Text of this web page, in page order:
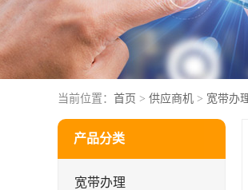
当前位置： 首页 > 供应商机 > 宽带办
产品分类
宽带办理